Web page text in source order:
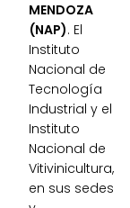
MENDOZA
(NAP). El
Instituto
Nacional de
Tecnología
Industrial y el
Instituto
Nacional de
Vitivinicultura,
en sus sedes